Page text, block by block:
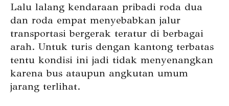
Lalu lalang kendaraan pribadi roda dua
dan roda empat menyebabkan jalur
transportasi bergerak teratur di berbagai
arah. Untuk turis dengan kantong terbatas
tentu kondisi ini jadi tidak menyenangkan
karena bus ataupun angkutan umum
jarang terlihat.